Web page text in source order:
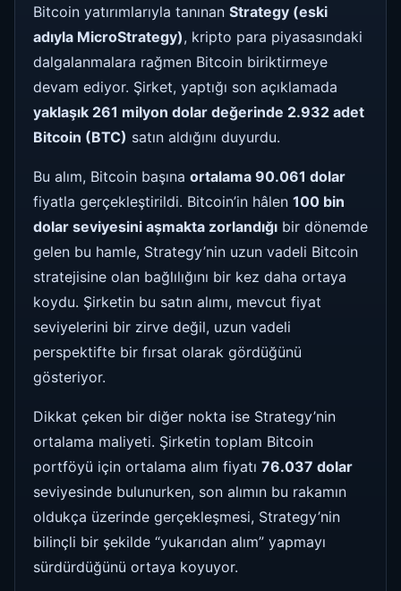
Bitcoin yatırımlarıyla tanınan Strategy (eski
adıyla MicroStrategy), kripto para piyasasındaki
dalgalanmalara rağmen Bitcoin biriktirmeye
devam ediyor. Şirket, yaptığı son açıklamada
yaklaşık 261 milyon dolar değerinde 2.932 adet
Bitcoin (BTC) satın aldığını duyurdu.
Bu alım, Bitcoin başına ortalama 90.061 dolar
fiyatla gerçekleştirildi. Bitcoin’in hâlen 100 bin
dolar seviyesini aşmakta zorlandığı bir dönemde
gelen bu hamle, Strategy’nin uzun vadeli Bitcoin
stratejisine olan bağlılığını bir kez daha ortaya
koydu. Şirketin bu satın alımı, mevcut fiyat
seviyelerini bir zirve değil, uzun vadeli
perspektifte bir fırsat olarak gördüğünü
gösteriyor.
Dikkat çeken bir diğer nokta ise Strategy’nin
ortalama maliyeti. Şirketin toplam Bitcoin
portföyü için ortalama alım fiyatı 76.037 dolar
seviyesinde bulunurken, son alımın bu rakamın
oldukça üzerinde gerçekleşmesi, Strategy’nin
bilinçli bir şekilde “yukarıdan alım” yapmayı
sürdürdüğünü ortaya koyuyor.